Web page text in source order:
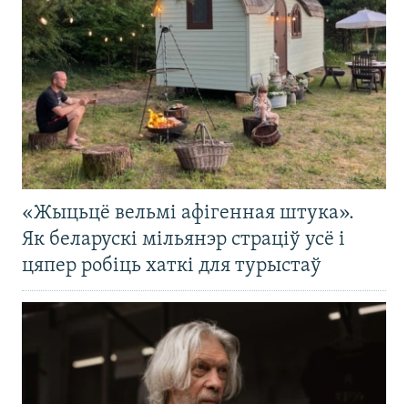
«Жыцьцё вельмі афігенная штука».
Як беларускі мільянэр страціў усё і
цяпер робіць хаткі для турыстаў